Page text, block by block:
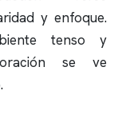
y enfoque.
tenso y
se ve